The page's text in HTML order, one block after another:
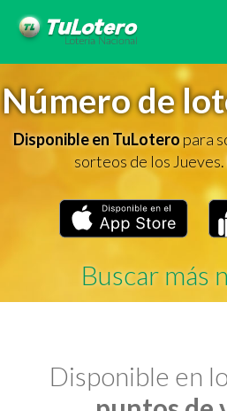
Número de
Disponible en TuLoteropara
sorteos de los Jueves.
Buscar más
Disponible en